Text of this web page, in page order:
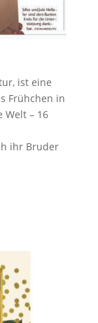
ist eine
Frühchen in
Welt – 16
ihr Bruder